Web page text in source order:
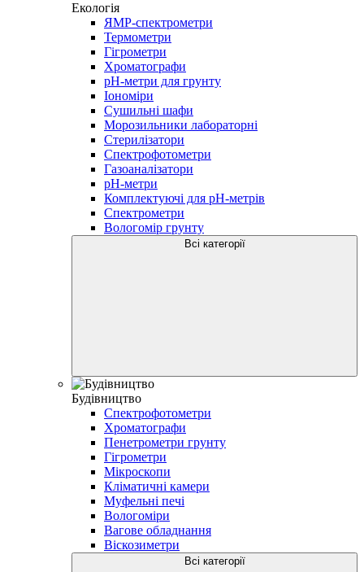
Екологія
ЯМР-cпектрометри
Термометри
Гігрометри
Хроматографи
pH-метри для грунту
Іономіри
Сушильні шафи
Морозильники лабораторні
Стерилізатори
Спектрофотометри
Газоаналізатори
pH-метри
Комплектуючі для pH-метрів
Спектрометри
Вологомір грунту
Всі категорії
Будівництво
Спектрофотометри
Хроматографи
Пенетрометри грунту
Гігрометри
Мікроскопи
Кліматичні камери
Муфельні печі
Вологоміри
Вагове обладнання
Віскозиметри
Всі категорії